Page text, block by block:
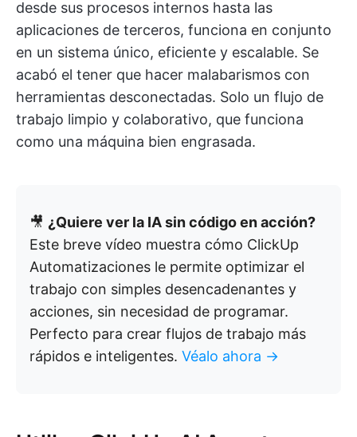
desde sus procesos internos hasta las
aplicaciones de terceros, funciona en conjunto
en un sistema único, eficiente y escalable. Se
acabó el tener que hacer malabarismos con
herramientas desconectadas. Solo un flujo de
trabajo limpio y colaborativo, que funciona
como una máquina bien engrasada.
🎥 ¿Quiere ver la IA sin código en acción?
Este breve vídeo muestra cómo ClickUp
Automatizaciones le permite optimizar el
trabajo con simples desencadenantes y
acciones, sin necesidad de programar.
Perfecto para crear flujos de trabajo más
rápidos e inteligentes. Véalo ahora →